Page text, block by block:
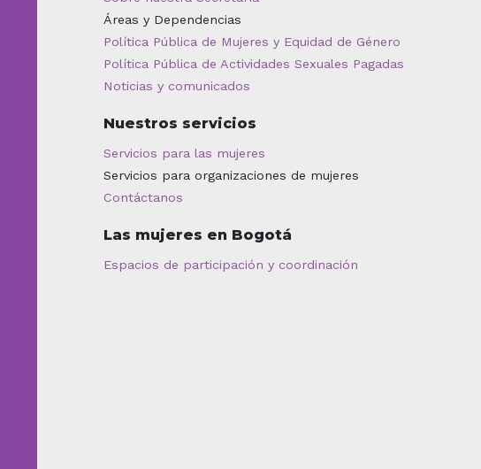
Áreas y Dependencias
Política Pública de Mujeres y Equidad de Género
Política Pública de Actividades Sexuales Pagadas
Noticias y comunicados
Nuestros servicios
Servicios para las mujeres
Servicios para organizaciones de mujeres
Contáctanos
Las mujeres en Bogotá
Espacios de participación y coordinación